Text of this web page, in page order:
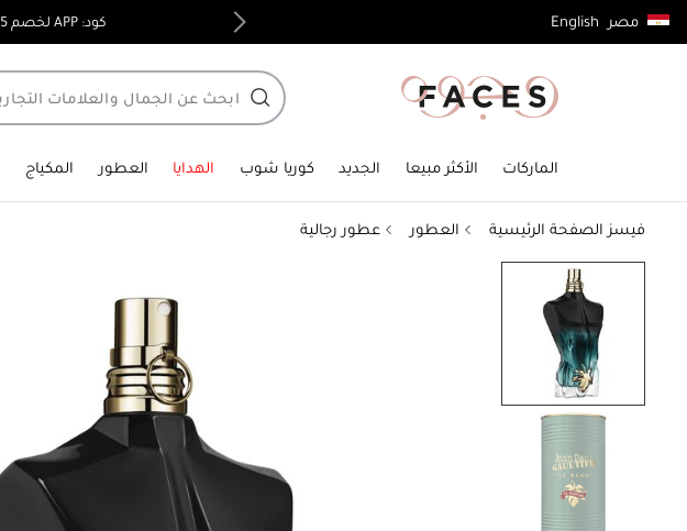
مصر English كود: APP لخصم 15٪, الحد الأدنى للتسوق 5,000 جنيه توصيل مجاني لجميع الطلبات فوق 4,000ج.م
الماركات الأكثر مبيعا الجديد كوريا شوب الهدايا العطور المكياج
فيسز الصفحة الرئيسية العطور عطور رجالية